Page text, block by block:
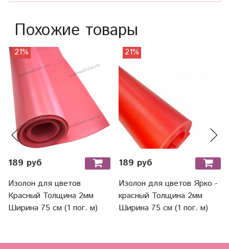
Похожие товары
21%
189 руб
Изолон для цветов
Красный Толщина 2мм
Ширина 75 см (1 пог. м)
21%
189 руб
Изолон для цветов Ярко -
красный Толщина 2мм
Ширина 75 см (1 пог. м)